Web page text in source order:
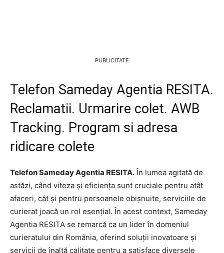
PUBLICITATE
Telefon Sameday Agentia RESITA.
Reclamatii. Urmarire colet. AWB
Tracking. Program si adresa
ridicare colete
Telefon Sameday Agentia RESITA. În lumea agitată de
astăzi, când viteza și eficiența sunt cruciale pentru atât
afaceri, cât și pentru persoanele obișnuite, serviciile de
curierat joacă un rol esențial. În acest context, Sameday
Agentia RESITA se remarcă ca un lider în domeniul
curieratului din România, oferind soluții inovatoare și
servicii de înaltă calitate pentru a satisface diversele